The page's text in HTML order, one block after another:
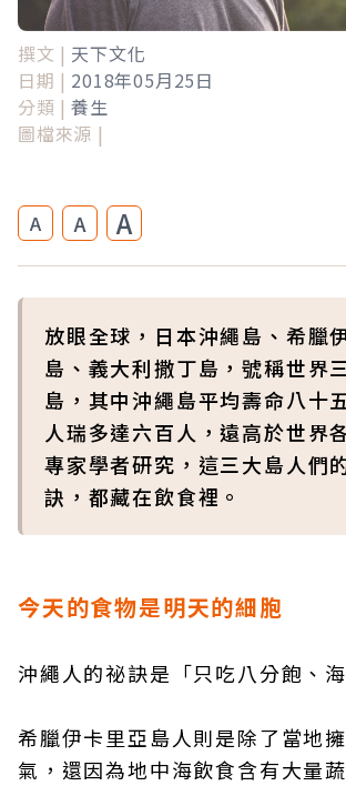
撰文 | 天下文化
日期 | 2018年05月25日
分類 | 養生
圖檔來源 |
A A A
放眼全球，日本沖繩島、希臘
島、義大利撒丁島，號稱世界
島，其中沖繩島平均壽命八十
人瑞多達六百人，遠高於世界
專家學者研究，這三大島人們
訣，都藏在飲食裡。
今天的食物是明天的細胞
沖繩人的祕訣是「只吃八分飽、
希臘伊卡里亞島人則是除了當地
氣，還因為地中海飲食含有大量